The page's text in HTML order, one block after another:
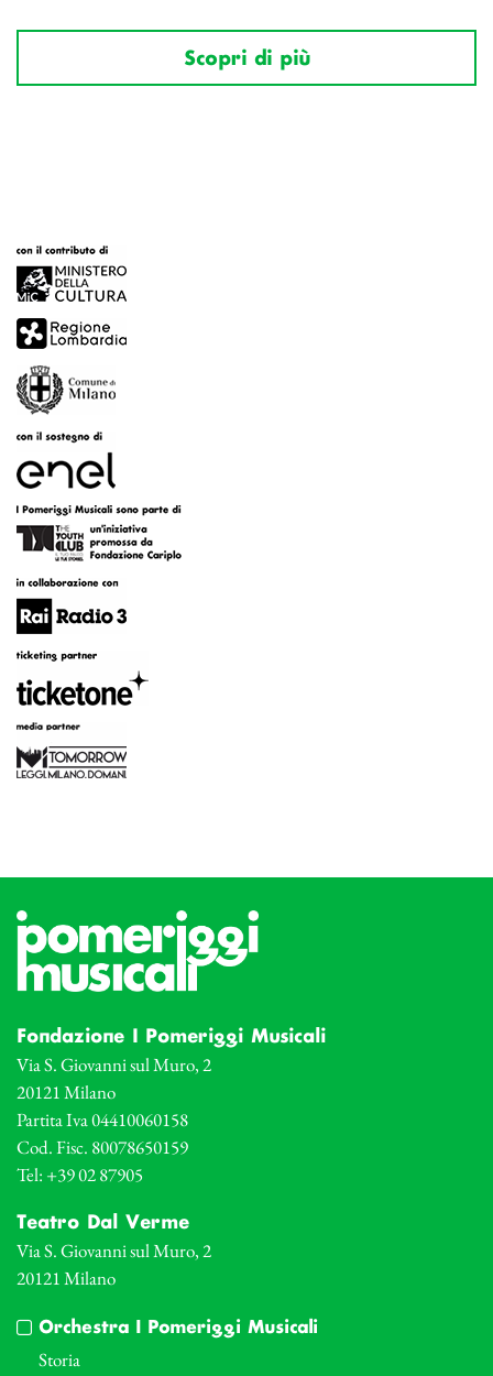
Scopri di più
Fondazione I Pomeriggi Musicali
Via S. Giovanni sul Muro, 2
20121 Milano
Partita Iva 04410060158
Cod. Fisc. 80078650159
Tel: +39 02 87905
Teatro Dal Verme
Via S. Giovanni sul Muro, 2
20121 Milano
Orchestra I Pomeriggi Musicali
Storia